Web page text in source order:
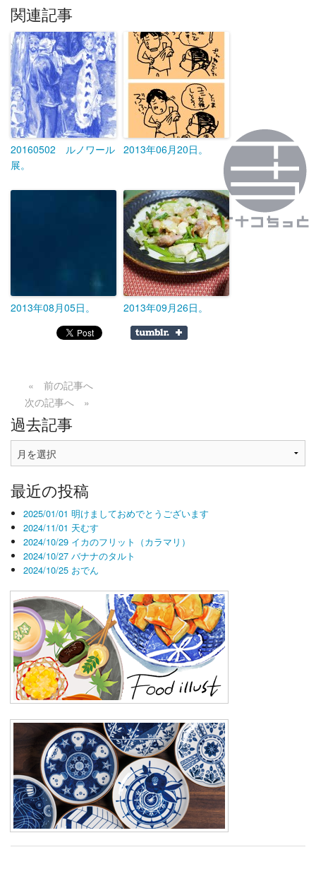
関連記事
20160502 ルノワール
展。
2013年06月20日。
2013年08月05日。 2013年09月26日。
« 前の記事へ
次の記事へ »
過去記事
去
事
最近の投稿
2025/01/01 明けましておめでとうございます
2024/11/01 天むす
2024/10/29 イカのフリット（カラマリ）
2024/10/27 バナナのタルト
2024/10/25 おでん